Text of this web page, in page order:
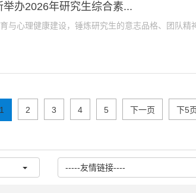
办2026年研究生综合素...
心理健康建设，锤炼研究生的意志品格、团队精
1 2 3 4 5 下一页 下5
-----友情链接----